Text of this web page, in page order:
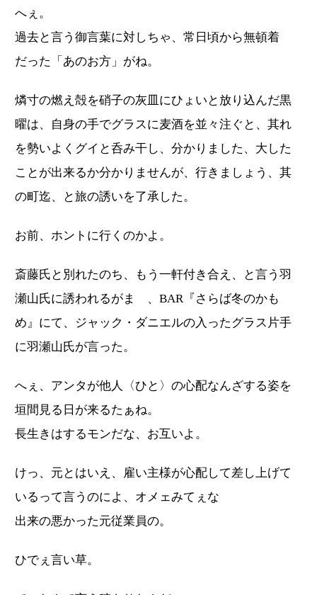
へぇ。
過去と言う御言葉に対しちゃ、常日頃から無頓着
だった「あのお方」がね。
燐寸の燃え殻を硝子の灰皿にひょいと放り込んだ黒
曜は、自身の手でグラスに麦酒を並々注ぐと、其れ
を勢いよくグイと呑み干し、分かりました、大した
ことが出来るか分かりませんが、行きましょう、其
の町迄、と旅の誘いを了承した。
お前、ホントに行くのかよ。
斎藤氏と別れたのち、もう一軒付き合え、と言う羽
瀬山氏に誘われるがまゝ、BAR『さらば冬のかも
め』にて、ジャック・ダニエルの入ったグラス片手
に羽瀬山氏が言った。
へぇ、アンタが他人〈ひと〉の心配なんざする姿を
垣間見る日が来るたぁね。
長生きはするモンだな、お互いよ。
けっ、元とはいえ、雇い主様が心配して差し上げて
いるって言うのによ、オメェみてぇな
出来の悪かった元従業員の。
ひでぇ言い草。